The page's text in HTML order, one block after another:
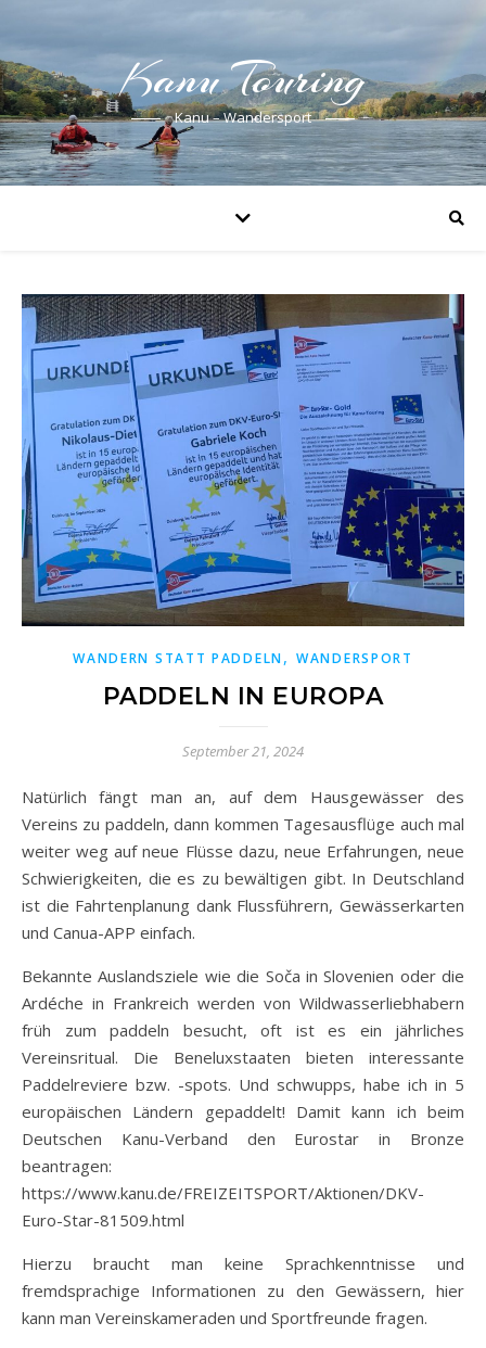
Kanu Touring
Kanu – Wandersport
WANDERN STATT PADDELN, WANDERSPORT
PADDELN IN EUROPA
September 21, 2024
Natürlich fängt man an, auf dem Hausgewässer des
Vereins zu paddeln, dann kommen Tagesausflüge auch mal
weiter weg auf neue Flüsse dazu, neue Erfahrungen, neue
Schwierigkeiten, die es zu bewältigen gibt. In Deutschland
ist die Fahrtenplanung dank Flussführern, Gewässerkarten
und Canua-APP einfach.
Bekannte Auslandsziele wie die Soča in Slovenien oder die
Ardéche in Frankreich werden von Wildwasserliebhabern
früh zum paddeln besucht, oft ist es ein jährliches
Vereinsritual. Die Beneluxstaaten bieten interessante
Paddelreviere bzw. -spots. Und schwupps, habe ich in 5
europäischen Ländern gepaddelt! Damit kann ich beim
Deutschen Kanu-Verband den Eurostar in Bronze
beantragen:
https://www.kanu.de/FREIZEITSPORT/Aktionen/DKV-
Euro-Star-81509.html
Hierzu braucht man keine Sprachkenntnisse und
fremdsprachige Informationen zu den Gewässern, hier
kann man Vereinskameraden und Sportfreunde fragen.